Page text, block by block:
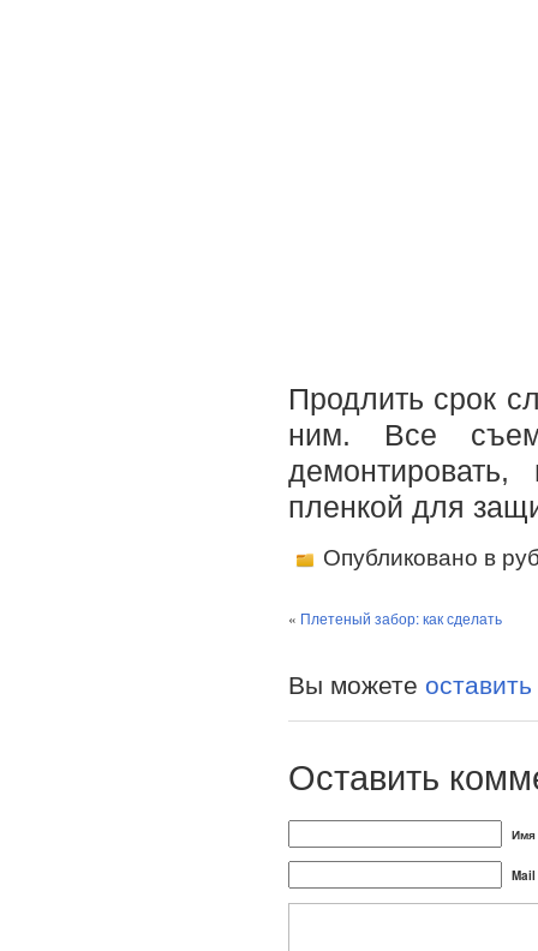
Продлить срок
ним. Все
пленкой для
Опубликовано в
« Плетеный забор: как сделать
Вы можете
Оставить
Имя
Mail